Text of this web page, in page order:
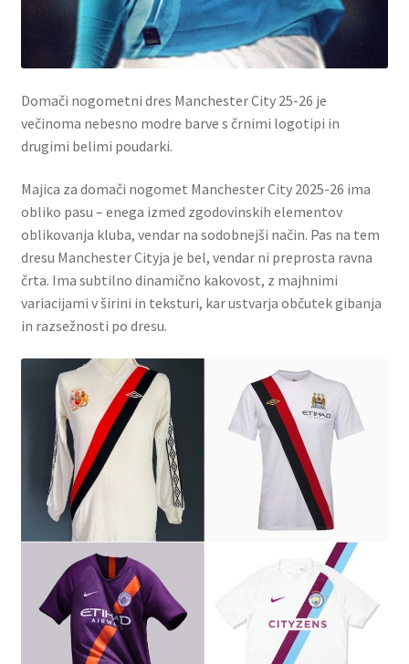
Domači nogometni dres Manchester City 25-26 je
večinoma nebesno modre barve s črnimi logotipi in
drugimi belimi poudarki.
Majica za domači nogomet Manchester City 2025-26 ima
obliko pasu – enega izmed zgodovinskih elementov
oblikovanja kluba, vendar na sodobnejši način. Pas na tem
dresu Manchester Cityja je bel, vendar ni preprosta ravna
črta. Ima subtilno dinamično kakovost, z majhnimi
variacijami v širini in teksturi, kar ustvarja občutek gibanja
in razsežnosti po dresu.